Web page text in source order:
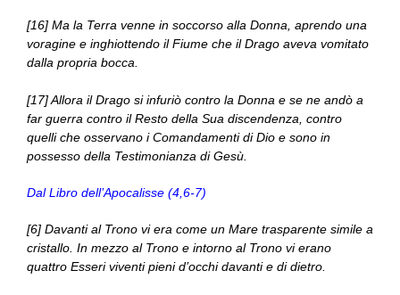
[16] Ma la Terra venne in soccorso alla Donna, aprendo una
voragine e inghiottendo il Fiume che il Drago aveva vomitato
dalla propria bocca.
[17] Allora il Drago si infuriò contro la Donna e se ne andò a
far guerra contro il Resto della Sua discendenza, contro
quelli che osservano i Comandamenti di Dio e sono in
possesso della Testimonianza di Gesù.
Dal Libro dell’Apocalisse (4,6-7)
[6] Davanti al Trono vi era come un Mare trasparente simile a
cristallo. In mezzo al Trono e intorno al Trono vi erano
quattro Esseri viventi pieni d’occhi davanti e di dietro.